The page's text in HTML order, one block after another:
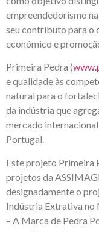
empreendedorismo
seu contributo para o
económico e
Primeira Pedra (
e qualidade às
natural para o
da indústria que
mercado
Portugal.
Este projeto Primeira
projetos da
designadamente o
Indústria Extrativa no
– A Marca de Pedra